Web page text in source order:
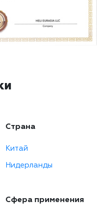
Страна
Китай
Нидерланды
Сфера применения